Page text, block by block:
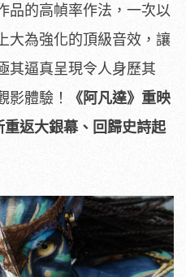
品的高幀率作法， 一次以
大為強化的頂級音效，讓
其逼真呈現令人身歷其
影體驗！
《阿凡達》重映
重返大銀幕、回歸史詩起